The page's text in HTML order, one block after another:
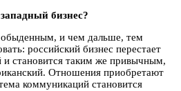
бизнес?
обыденным, и чем дальше, тем
российский бизнес перестает
и становится таким же привычным,
Отношения приобретают
коммуникаций становится